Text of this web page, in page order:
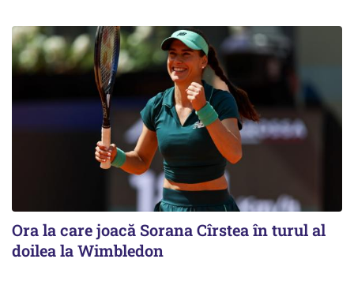
Ora la care joacă Sorana Cîrstea în turul al
doilea la Wimbledon